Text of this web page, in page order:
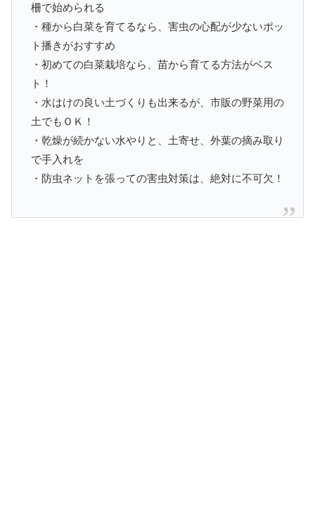
柵で始められる
・種から白菜を育てるなら、害虫の心配が少ないポッ
ト播きがおすすめ
・初めての白菜栽培なら、苗から育てる方法がベス
ト！
・水はけの良い土づくりも出来るが、市販の野菜用の
土でもＯＫ！
・乾燥が続かない水やりと、土寄せ、外葉の摘み取り
で手入れを
・防虫ネットを張っての害虫対策は、絶対に不可欠！